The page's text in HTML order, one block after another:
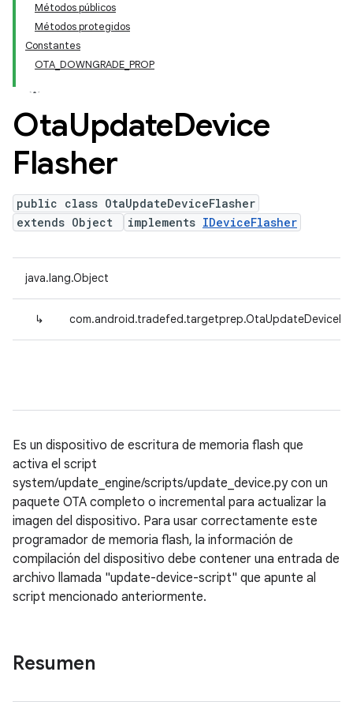
Métodos públicos
Métodos protegidos
Constantes
OTA_DOWNGRADE_PROP
OtaUpdateDevice
Flasher
public class OtaUpdateDeviceFlasher
extends Object
implements IDeviceFlasher
java.lang.Object
↳
Es un dispositivo de escritura de memoria flash que
activa el script
system/update_engine/scripts/update_device.py con un
paquete OTA completo o incremental para actualizar la
imagen del dispositivo. Para usar correctamente este
programador de memoria flash, la información de
compilación del dispositivo debe contener una entrada de
archivo llamada "update-device-script" que apunte al
script mencionado anteriormente.
Resumen